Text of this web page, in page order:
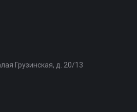
Грузинская, д. 20/13